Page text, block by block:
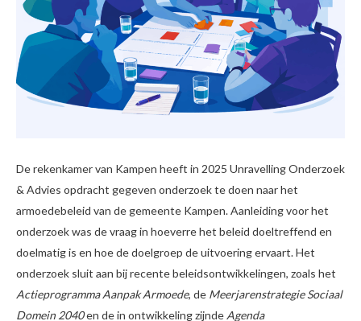
De rekenkamer van Kampen heeft in 2025 Unravelling Onderzoek
& Advies opdracht gegeven onderzoek te doen naar het
armoedebeleid van de gemeente Kampen. Aanleiding voor het
onderzoek was de vraag in hoeverre het beleid doeltreffend en
doelmatig is en hoe de doelgroep de uitvoering ervaart. Het
onderzoek sluit aan bij recente beleidsontwikkelingen, zoals het
Actieprogramma Aanpak Armoede, de Meerjarenstrategie Sociaal
Domein 2040en de in ontwikkeling zijnde Agenda